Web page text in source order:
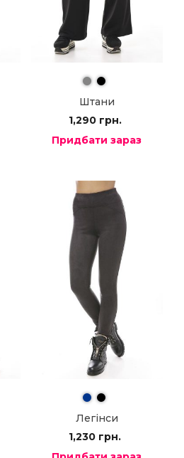
Штани
1,290 грн.
Придбати зараз
Легінси
1,230 грн.